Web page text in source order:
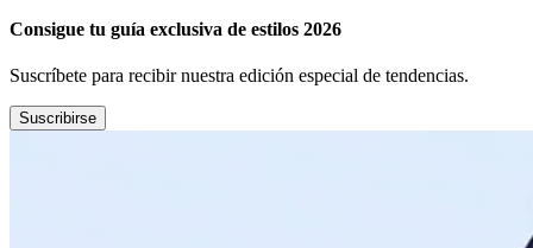
Consigue tu guía exclusiva de estilos 2026
Suscríbete para recibir nuestra edición especial de tendencias.
Suscribirse